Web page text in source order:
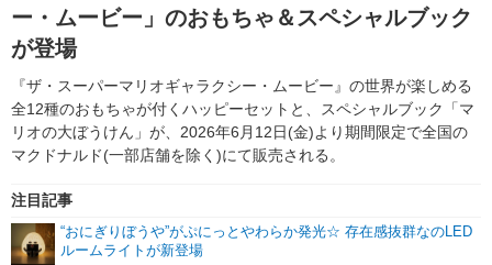
声優 コスプレ
動画
連載・ブログ一覧 コラム
編集部ブログ・お知らせ
ー・ムービー」のおもちゃ＆スペシャルブック
が登場
『ザ・スーパーマリオギャラクシー・ムービー』の世界が楽しめる
全12種のおもちゃが付くハッピーセットと、スペシャルブック「マ
リオの大ぼうけん」が、2026年6月12日(金)より期間限定で全国の
マクドナルド(一部店舗を除く)にて販売される。
注目記事
“おにぎりぼうや”がぷにっとやわらか発光☆ 存在感抜群なのLED
ルームライトが新登場